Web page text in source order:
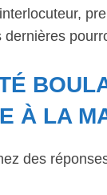
À LA
des